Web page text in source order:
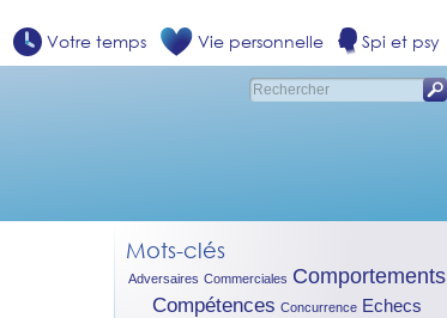
Votre temps Vie personnelle Spi et psy
Mots-clés
Adversaires Commerciales Comportements
Compétences Concurrence Echecs